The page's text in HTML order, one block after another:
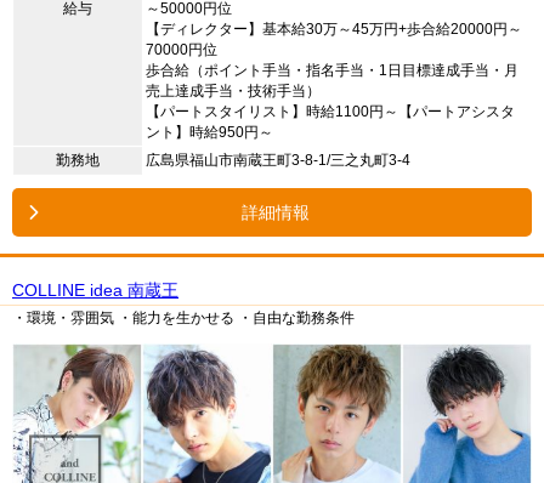
給与
～50000円位
【ディレクター】基本給30万～45万円+歩合給20000円～
70000円位
歩合給（ポイント手当・指名手当・1日目標達成手当・月
売上達成手当・技術手当）
【パートスタイリスト】時給1100円～【パートアシスタ
ント】時給950円～
勤務地
広島県福山市南蔵王町3-8-1/三之丸町3-4
詳細情報
COLLINE idea 南蔵王
・環境・雰囲気 ・能力を生かせる ・自由な勤務条件